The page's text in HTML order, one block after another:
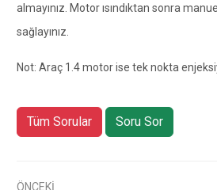
almayınız. Motor ısındıktan sonra
sağlayınız.
Not: Araç 1.4 motor ise tek nokta
Tüm Sorular Soru Sor
ÖNCEKİ